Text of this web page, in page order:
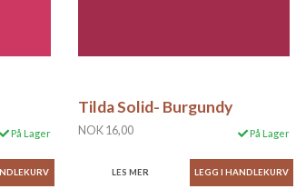
På Lager
Tilda Solid- Burgundy
NOK 16,00 På Lager
LES MER